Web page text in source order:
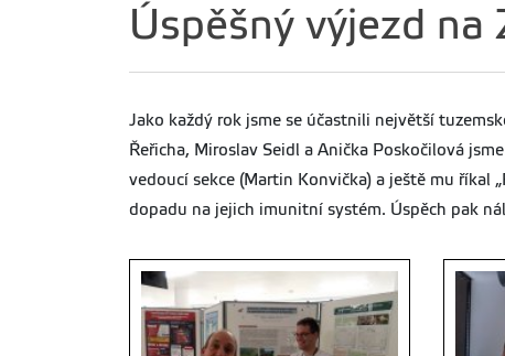
Úspěšný výjezd
Jako každý rok jsme se účastnili největší
Řeřicha, Miroslav Seidl a Anička Poskočilová
vedoucí sekce (Martin Konvička) a ještě mu říkal
dopadu na jejich imunitní systém. Úspěch pak